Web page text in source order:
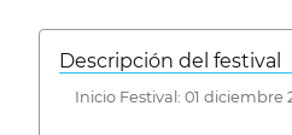
Descripción del festival
Inicio Festival: 01